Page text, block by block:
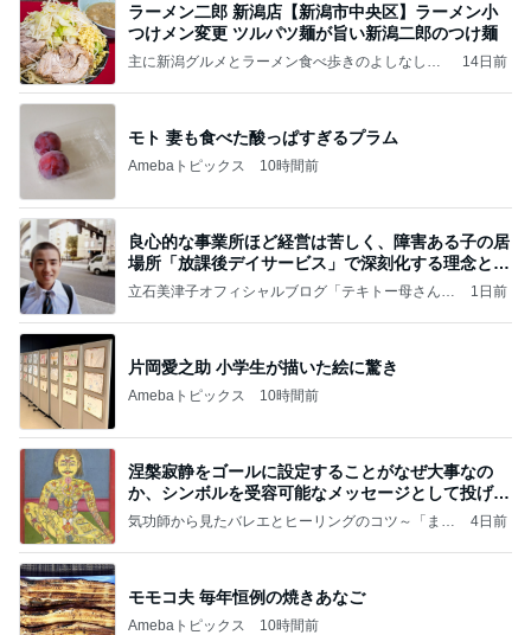
ラーメン二郎 新潟店【新潟市中央区】ラーメン小
つけメン変更 ツルパツ麺が旨い新潟二郎のつけ麺
主に新潟グルメとラーメン食べ歩きのよしなしご
14日前
モト 妻も食べた酸っぱすぎるプラム
Amebaトピックス 10時間前
良心的な事業所ほど経営は苦しく、障害ある子の居
場所「放課後デイサービス」で深刻化する理念と現
実の
立石美津子オフィシャルブログ「テキトー母さんの
1日前
片岡愛之助 小学生が描いた絵に驚き
Amebaトピックス 10時間前
涅槃寂静をゴールに設定することがなぜ大事なの
か、シンボルを受容可能なメッセージとして投げる
ことが
気功師から見たバレエとヒーリングのコツ～「まと
4日前
モモコ夫 毎年恒例の焼きあなご
Amebaトピックス 10時間前